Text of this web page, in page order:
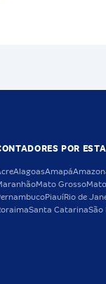
POR
AlagoasAmapá
Mato Grosso
PiauíRio de
Santa CatarinaSão